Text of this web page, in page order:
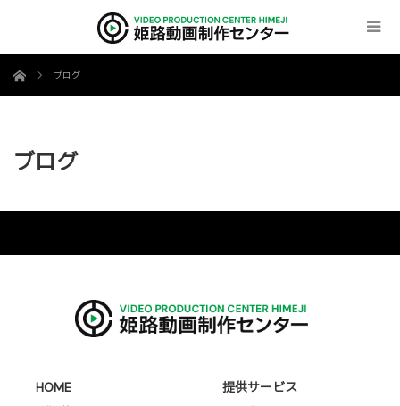
ホーム ブログ
ブログ
HOME 提供サービス